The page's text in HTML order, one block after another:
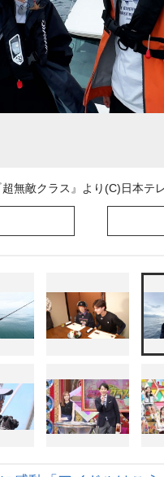
無敵クラス』より(C)日本テ